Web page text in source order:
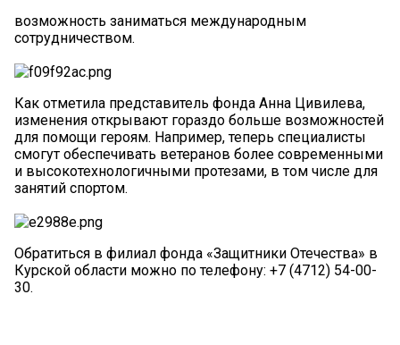
возможность заниматься международным
сотрудничеством.
Как отметила представитель фонда Анна Цивилева,
изменения открывают гораздо больше возможностей
для помощи героям. Например, теперь специалисты
смогут обеспечивать ветеранов более современными
и высокотехнологичными протезами, в том числе для
занятий спортом.
Обратиться в филиал фонда «Защитники Отечества» в
Курской области можно по телефону: +7 (4712) 54-00-
30.